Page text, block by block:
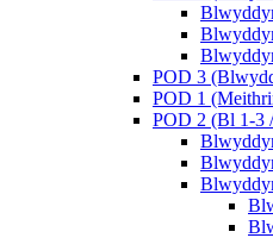
POD 3
POD 1
POD 2 (Bl 1-3